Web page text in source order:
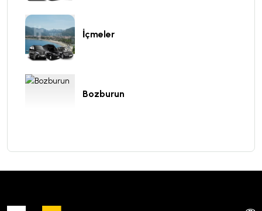
İçmeler
Bozburun